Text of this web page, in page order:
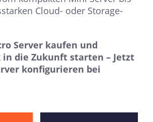
Cloud- oder Storage-
Server kaufen und
die Zukunft starten – Jetzt
konfigurieren bei